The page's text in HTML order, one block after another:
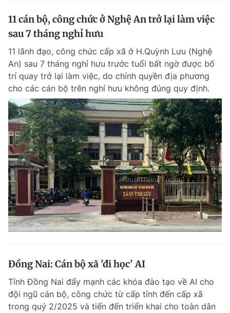
11 cán bộ, công chức ở Nghệ An trở lại làm việc
sau 7 tháng nghỉ hưu
11 lãnh đạo, công chức cấp xã ở H.Quỳnh Lưu (Nghệ
An) sau 7 tháng nghỉ hưu trước tuổi bất ngờ được bố
trí quay trở lại làm việc, do chính quyền địa phương
cho các cán bộ trên nghỉ hưu không đúng quy định.
Đồng Nai: Cán bộ xã 'đi học' AI
Tỉnh Đồng Nai đẩy mạnh các khóa đào tạo về AI cho
đội ngũ cán bộ, công chức từ cấp tỉnh đến cấp xã
trong quý 2/2025 và tiến đến triển khai cho toàn dân